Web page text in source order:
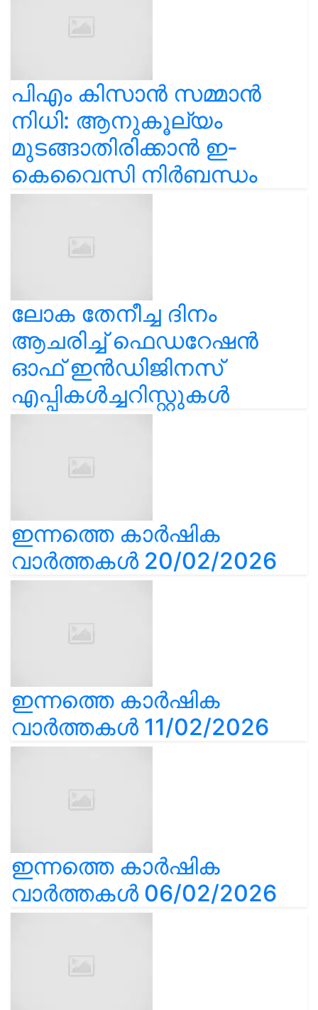
പിഎം കിസാൻ സമ്മാൻ
നിധി: ആനുകൂല്യം
മുടങ്ങാതിരിക്കാൻ ഇ-
കെവൈസി നിർബന്ധം
ലോക തേനീച്ച ദിനം
ആചരിച്ച് ഫെഡറേഷൻ
ഓഫ് ഇൻഡിജിനസ്
എപ്പികൾച്ചറിസ്റ്റുകൾ
ഇന്നത്തെ കാർഷിക
വാർത്തകൾ 20/02/2026
ഇന്നത്തെ കാർഷിക
വാർത്തകൾ 11/02/2026
ഇന്നത്തെ കാർഷിക
വാർത്തകൾ 06/02/2026